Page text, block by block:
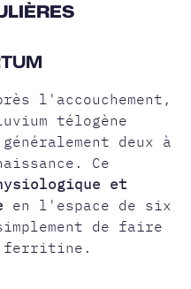
l'accouchement,
télogène
deux à
Ce
et
en l'espace de six
de faire
ferritine.